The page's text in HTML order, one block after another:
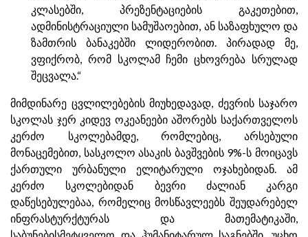
კლასებში, პრეზენტაციების გაკეთებით,
ადმინისტრაციული სამუშაოებით, ან საზაფხულო და
ზამთრის ბანაკებში ლიდერობით. პირადად მე,
ვფიქრობ, რომ სკოლამ ჩემი ცხოვრება სრულად
შეცვალა.“
მიმდინარე ცვლილებების მიუხედავად, ძევრის საჯარო
სკოლას ჯერ კიდევ ოკეანეები აშორებს საქართველოს
კერძო სკოლებამდე, რომლებიც, არსებული
მონაცემებით, სასკოლო ასაკის ბავშვების 9%-ს მოიცავს
ქართული ურბანული ელიტარული ოჯახებიდან. ამ
კერძო სკოლებიდან ბევრი ძალიან კარგი
დაწესებულებაა, რომელიც მოსწავლეებს შეუდარებელ
ინფრასტურქტურას და მათემატიკაში,